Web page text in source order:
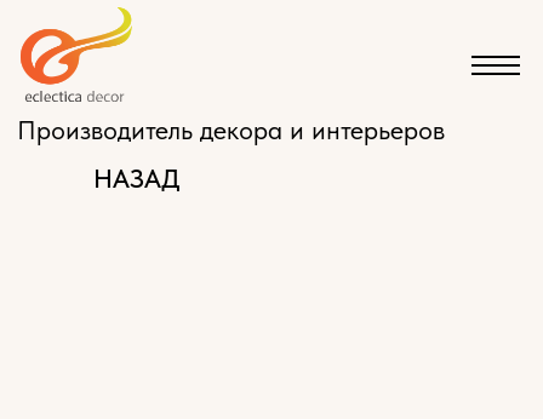
НАЗАД
Производитель декора и интерьеров